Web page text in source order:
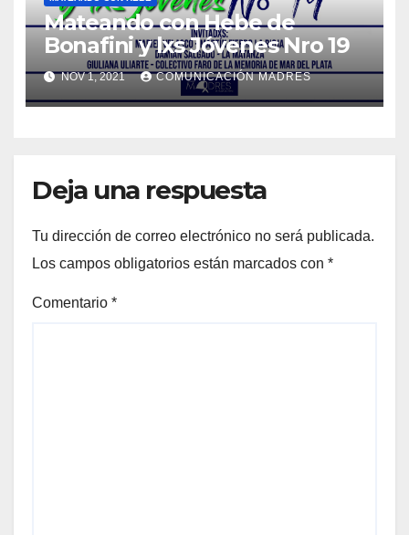
Mateando con Hebe de
Bonafini y lxs Jóvenes Nro 19
NOV 1, 2021 COMUNICACIÓN MADRES
Deja una respuesta
Tu dirección de correo electrónico no será publicada.
Los campos obligatorios están marcados con *
Comentario *